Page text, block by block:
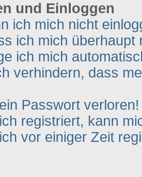
und Einloggen
ich mich nicht
ich mich überhaupt
ich mich
verhindern, dass
Passwort verloren!
registriert, kann
vor einiger Zeit